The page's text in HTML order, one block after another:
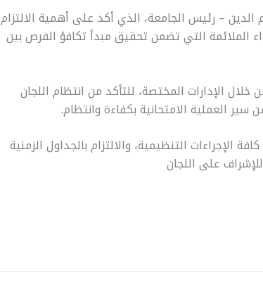
– رئيس الجامعة، الذي أكد على أهمية الالتزام
الملائمة التي تضمن تحقيق مبدأ تكافؤ الفرص بين
الإدارات المختصة، للتأكد من انتظام اللجان
العملية الامتحانية بكفاءة وانتظام.
الإجراءات التنظيمية، والالتزام بالجداول الزمنية
للإشراف على اللجان